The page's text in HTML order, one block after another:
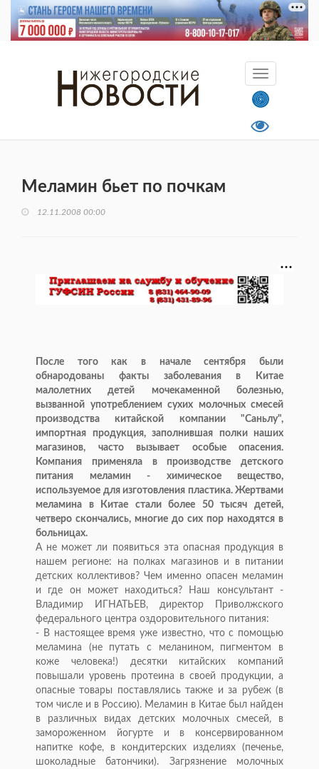
Меламин бьет по почкам
12.11.2008 00:00
После того как в начале сентября были
обнародованы факты заболевания в Китае
малолетних детей мочекаменной болезнью,
вызванной употреблением сухих молочных смесей
производства китайской компании "Саньлу",
импортная продукция, заполнившая полки наших
магазинов, часто вызывает особые опасения.
Компания применяла в производстве детского
питания меламин - химическое вещество,
используемое для изготовления пластика. Жертвами
меламина в Китае стали более 50 тысяч детей,
четверо скончались, многие до сих пор находятся в
больницах.
А не может ли появиться эта опасная продукция в
нашем регионе: на полках магазинов и в питании
детских коллективов? Чем именно опасен меламин
и где он может находиться? Наш консультант -
Владимир ИГНАТЬЕВ, директор Приволжского
федерального центра оздоровительного питания:
- В настоящее время уже известно, что с помощью
меламина (не путать с меланином, пигментом в
коже человека!) десятки китайских компаний
повышали уровень протеина в своей продукции, а
опасные товары поставлялись также и за рубеж (в
том числе и в Россию). Меламин в Китае был найден
в различных видах детских молочных смесей, в
замороженном йогурте и в консервированном
напитке кофе, в кондитерских изделиях (печенье,
шоколадные батончики). Загрязнение молочных